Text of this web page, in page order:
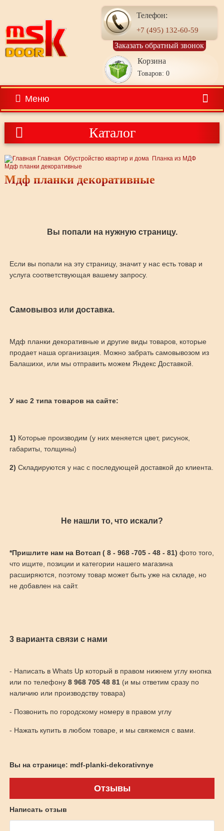
Телефон:
+7 (495) 132-60-59
Заказать обратный звонок
Корзина
Товаров: 0
Меню
Каталог
Главная Обустройство квартир и дома Планка из МДФ
Мдф планки декоративные
Мдф планки декоративные
Вы попали на нужную страницу.
Если вы попали на эту страницу, значит у нас есть товар и
услуга соответствующая вашему запросу.
Самовывоз или доставка.
Мдф планки декоративные и другие виды товаров, которые
продает наша организация. Можно забрать самовывозом из
Балашихи, или мы отправить можем Яндекс Доставкой.
У нас 2 типа товаров на сайте:
1) Которые производим (у них меняется цвет, рисунок,
габариты, толщины)
2) Складируются у нас с последующей доставкой до клиента.
Не нашли то, что искали?
*Пришлите нам на Вотсап ( 8 - 968 -705 - 48 - 81) фото того,
что ищите, позиции и категории нашего магазина
расширяются, поэтому товар может быть уже на складе, но
не добавлен на сайт.
3 варианта связи с нами
- Написать в Whats Up который в правом нижнем углу кнопка
или по телефону 8 968 705 48 81(и мы ответим сразу по
наличию или производству товара)
- Позвонить по городскому номеру в правом углу
- Нажать купить в любом товаре, и мы свяжемся с вами.
Вы на странице: mdf-planki-dekorativnye
Отзывы
Написать отзыв